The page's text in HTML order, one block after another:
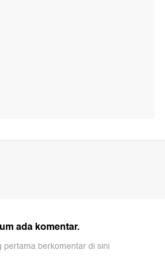
ada komentar.
pertama berkomentar di sini